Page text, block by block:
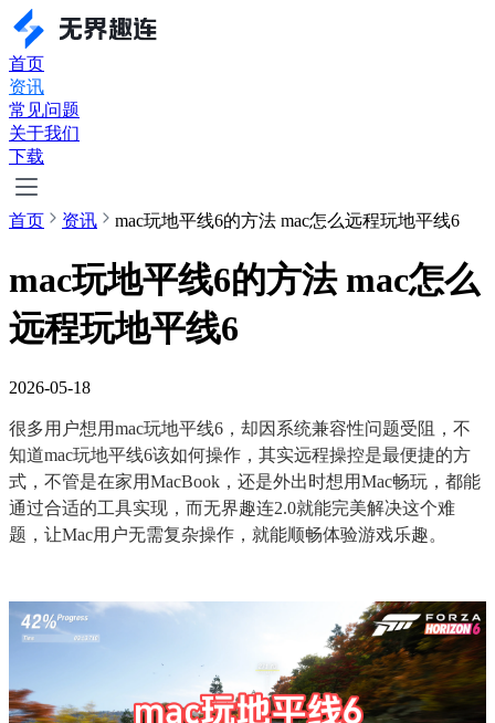
首页
资讯
常见问题
关于我们
下载
首页 资讯 mac玩地平线6的方法 mac怎么远程玩地平线6
mac玩地平线6的方法 mac怎么
远程玩地平线6
2026-05-18
很多用户想用mac玩地平线6，却因系统兼容性问题受阻，不
知道mac玩地平线6该如何操作，其实远程操控是最便捷的方
式，不管是在家用MacBook，还是外出时想用Mac畅玩，都能
通过合适的工具实现，而无界趣连2.0就能完美解决这个难
题，让Mac用户无需复杂操作，就能顺畅体验游戏乐趣。